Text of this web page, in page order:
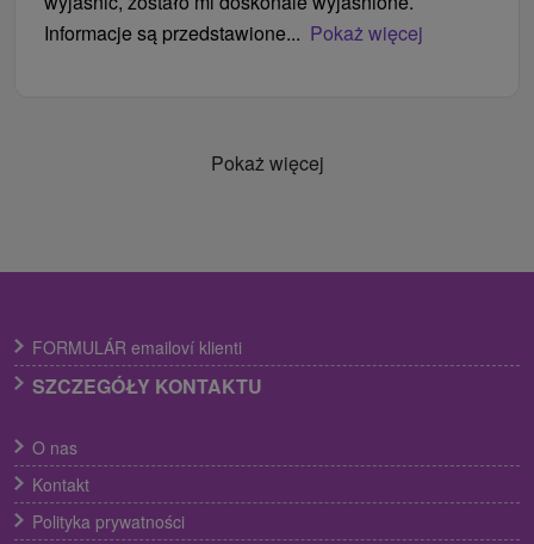
Informacje są przedstawione... Pokaż więcej
Pokaż więcej
FORMULÁR emailoví klienti
SZCZEGÓŁY KONTAKTU
O nas
Kontakt
Polityka prywatności